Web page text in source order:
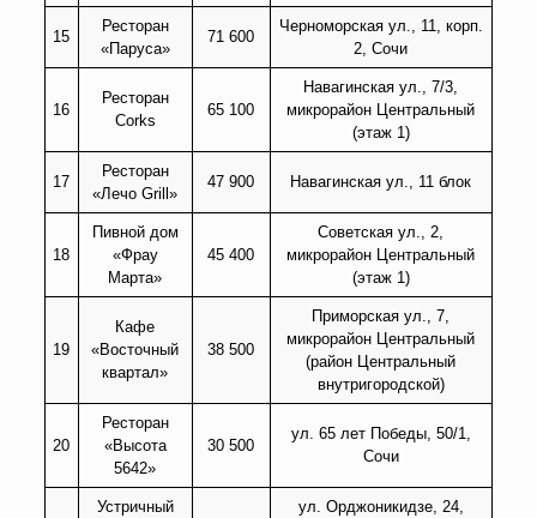
15
Ресторан
«Паруса»
71 600
Черноморская ул., 11, корп.
2, Сочи
16
Ресторан
Corks
65 100
Навагинская ул., 7/3,
микрорайон Центральный
(этаж 1)
17
Ресторан
«Лечо Grill»
47 900 Навагинская ул., 11 блок
18
Пивной дом
«Фрау
Марта»
45 400
Советская ул., 2,
микрорайон Центральный
(этаж 1)
19
Кафе
«Восточный
квартал»
38 500
Приморская ул., 7,
микрорайон Центральный
(район Центральный
внутригородской)
20
Ресторан
«Высота
5642»
30 500
ул. 65 лет Победы, 50/1,
Сочи
Устричный
ул. Орджоникидзе, 24,